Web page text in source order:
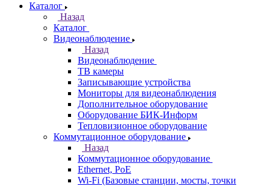
Каталог
Назад
Каталог
Видеонаблюдение
Назад
Видеонаблюдение
ТВ камеры
Записывающие устройства
Мониторы для видеонаблюдения
Дополнительное оборудование
Оборудование БИК-Информ
Тепловизионное оборудование
Коммутационное оборудование
Назад
Коммутационное оборудование
Ethernet, PoE
Wi-Fi (Базовые станции, мосты, точки